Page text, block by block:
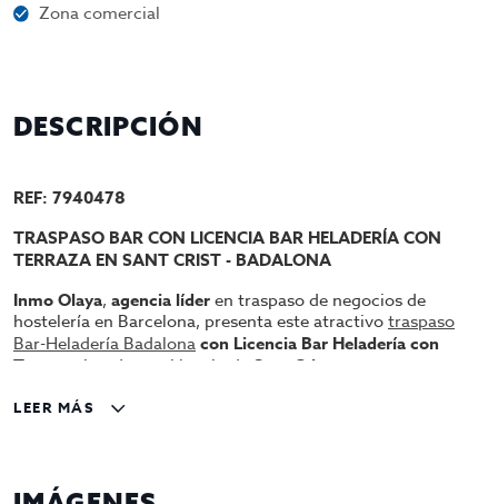
Zona comercial
DESCRIPCIÓN
REF: 7940478
TRASPASO BAR CON LICENCIA BAR HELADERÍA CON
TERRAZA EN SANT CRIST - BADALONA
Inmo Olaya, agencia líderen traspaso de negocios de
hostelería en Barcelona, presenta este atractivotraspaso
Bar-Heladería Badalonacon Licencia Bar Heladería con
Terraza
situado en el barrio de Sant Crist
densidad de población
servicios, cerca del
LEER MÁS